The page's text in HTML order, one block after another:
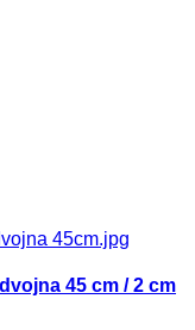
45 cm / 2 cm